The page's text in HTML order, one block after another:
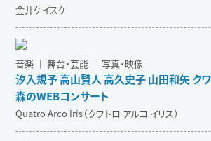
金井ケイスケ
音楽 ｜ 舞台・芸能 ｜ 写真・映像
汐入規予 高山賢人 高久史子 山田和矢 ク
森のWEBコンサート
Quatro Arco Iris（クワトロ アルコ イリス）